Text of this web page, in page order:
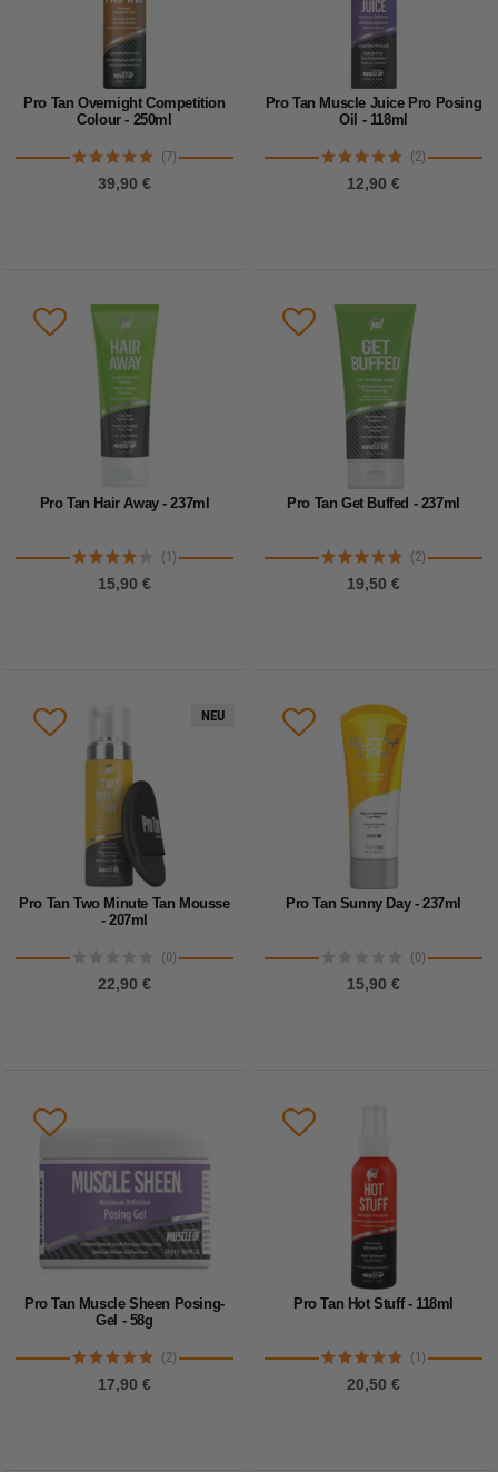
Pro Tan Overnight Competition
Colour - 250ml
(7)
39,90 €
Pro Tan Muscle Juice Pro Posing
Oil - 118ml
(2)
12,90 €
Pro Tan Hair Away - 237ml
(1)
15,90 €
Pro Tan Get Buffed - 237ml
(2)
19,50 €
NEU
Pro Tan Two Minute Tan Mousse
- 207ml
(0)
22,90 €
Pro Tan Sunny Day - 237ml
(0)
15,90 €
Pro Tan Muscle Sheen Posing-
Gel - 58g
(2)
17,90 €
Pro Tan Hot Stuff - 118ml
(1)
20,50 €